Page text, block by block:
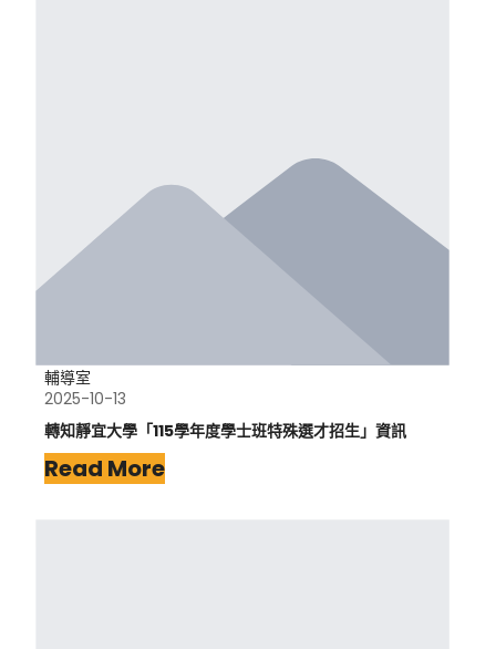
輔導室
2025-10-13
轉知靜宜大學「115學年度學士班特殊選才招生」資訊
Read More